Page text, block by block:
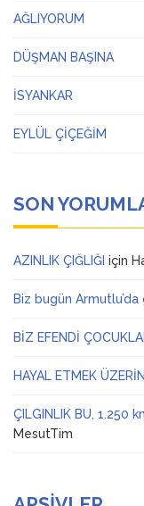
AĞLIYORUM
DÜŞMAN BAŞINA
İSYANKAR
EYLÜL ÇİÇEĞİM
SON
AZINLIK ÇIĞLIĞI için
Biz bugün
BİZ EFENDİ
HAYAL ETMEK
ÇILGINLIK BU, 1.250
MesutTim